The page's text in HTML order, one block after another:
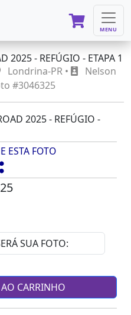
MENU
2025 - REFÚGIO - ETAPA 1
Londrina-PR •
Nelson
#3046325
ESTA FOTO
CARRINHO